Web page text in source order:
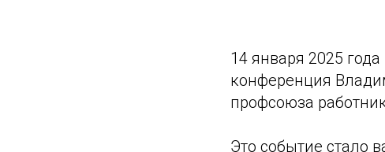
14 января 2025
конференция
профсоюза
Это событие стало